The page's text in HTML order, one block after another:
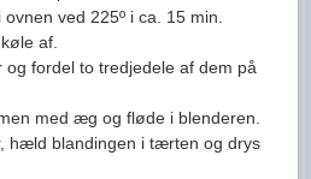
ved 225º i ca. 15 min.
af.
fordel to tredjedele af dem på
med æg og fløde i blenderen.
hæld blandingen i tærten og drys